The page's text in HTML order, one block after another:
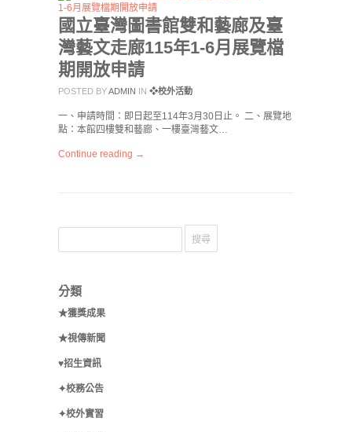
國立臺灣圖書館雙和藝廊及臺
灣藝文走廊115年1-6月展覽檔
期開放申請
POSTED BYADMIN IN ❖校外活動
一、申請時間：即日起至114年3月30日止。 二、展覽地
點：本館四樓雙和藝廊、一樓臺灣藝文…
Continue reading →
分類
★獲獎成果
★視傳新聞
♥招生資訊
✦校務公告
✦校外實習